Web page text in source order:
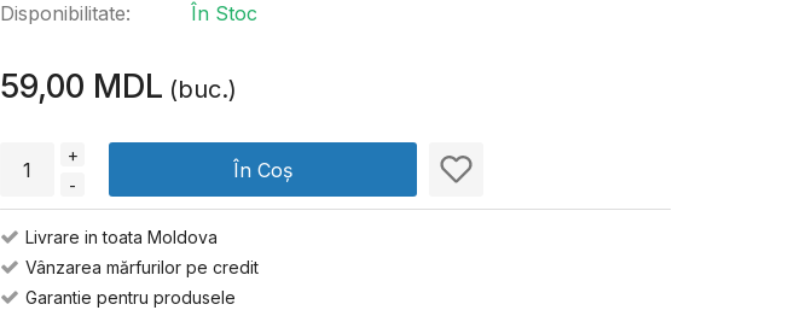
Disponibilitate:
În Stoc
59,00 MDL (buc.)
+
-
În Coș
Livrare in toata Moldova
Vânzarea mărfurilor pe credit
Garantie pentru produsele